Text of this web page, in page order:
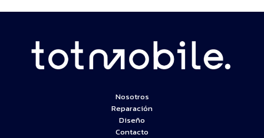
Nosotros
Reparación
Diseño
Contacto